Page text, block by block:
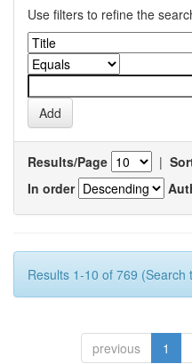
Use filters to refine the
Results/Page |
In order
Results 1-10 of 769 (Search
previous 1